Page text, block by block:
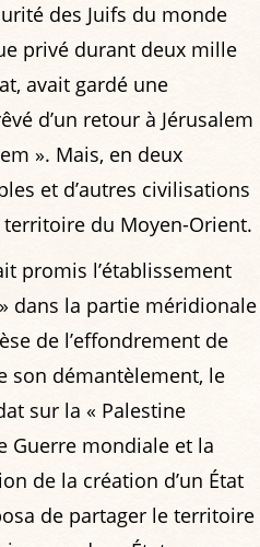
des Juifs du monde
privé durant deux mille
avait gardé une
d’un retour à Jérusalem
». Mais, en deux
et d’autres civilisations
du Moyen-Orient.
promis l’établissement
dans la partie méridionale
de l’effondrement de
son démantèlement, le
sur la « Palestine
Guerre mondiale et la
de la création d’un État
de partager le territoire